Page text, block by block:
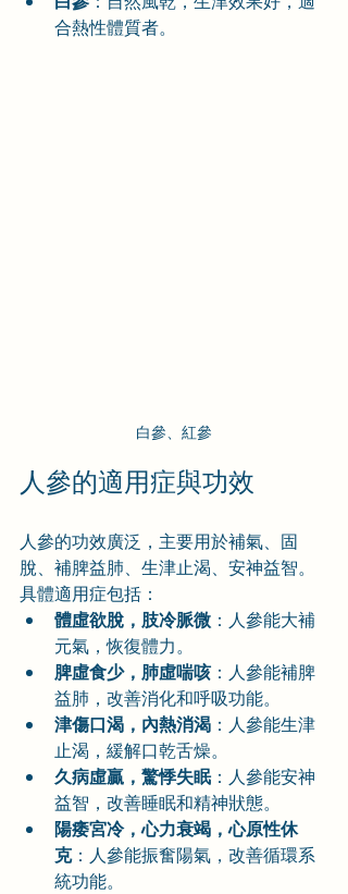
合熱性體質者。
白參、紅參
人參的適用症與功效
人參的功效廣泛，主要用於補氣、固
脫、補脾益肺、生津止渴、安神益智。
具體適用症包括：
體虛欲脫，肢冷脈微 ：人參能大補
元氣，恢復體力。
脾虛食少，肺虛喘咳：人參能補脾
益肺，改善消化和呼吸功能。
津傷口渴，內熱消渴 ：人參能生津
止渴，緩解口乾舌燥。
久病虛贏，驚悸失眠：人參能安神
益智，改善睡眠和精神狀態。
陽痿宮冷，心力衰竭，心原性休
克：人參能振奮陽氣，改善循環系
統功能。